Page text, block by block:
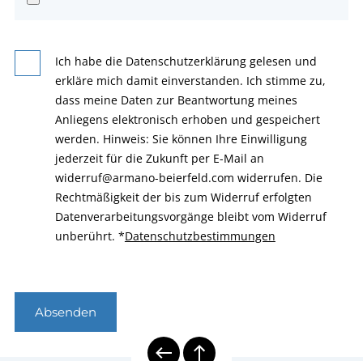
Ich habe die Datenschutzerklärung gelesen und
erkläre mich damit einverstanden. Ich stimme zu,
dass meine Daten zur Beantwortung meines
Anliegens elektronisch erhoben und gespeichert
werden. Hinweis: Sie können Ihre Einwilligung
jederzeit für die Zukunft per E-Mail an
widerruf@armano-beierfeld.com widerrufen. Die
Rechtmäßigkeit der bis zum Widerruf erfolgten
Datenverarbeitungsvorgänge bleibt vom Widerruf
unberührt. *Datenschutzbestimmungen
Absenden